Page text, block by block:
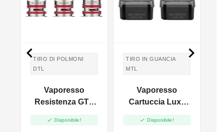
TIRO DI POLMONI
DTL
Vaporesso
Resistenza GTX
 Disponibile!
TIRO IN GUANCIA
MTL
Vaporesso
Cartuccia Luxe
MTL - Senza
 Disponibile!
 